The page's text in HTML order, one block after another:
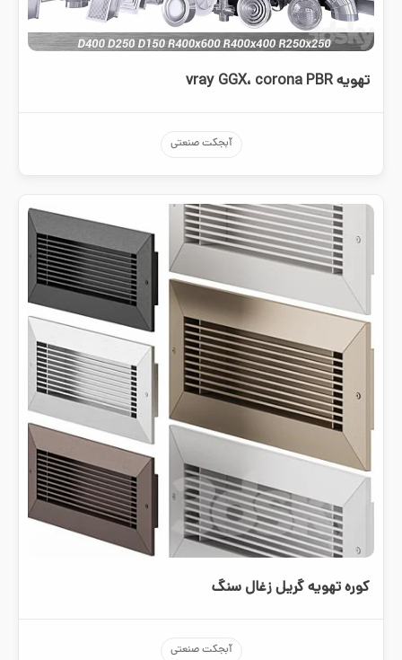
تهویه vray GGX، corona PBR
آبجکت صنعتی
کوره تهویه گریل زغال سنگ
آبجکت صنعتی